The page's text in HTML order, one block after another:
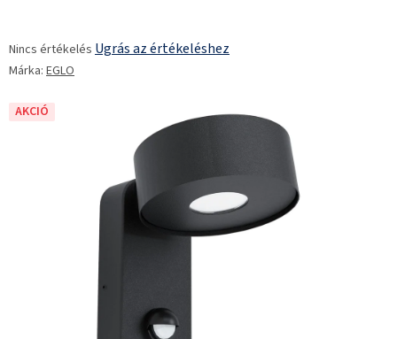
termék
átlagos
5-
Nincs értékelés Ugrás az értékeléshez
Márka: EGLO
AKCIÓ